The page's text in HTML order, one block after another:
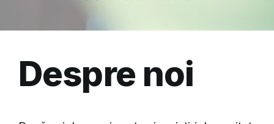
Despre noi